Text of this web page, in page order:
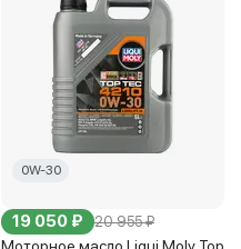
0W-30
19 050 ₽ 20 955 ₽